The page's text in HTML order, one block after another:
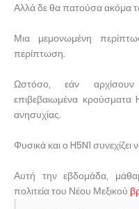
Αλλά δε θα πατούσα ακόμα
Μια μεμονωμένη
περίπτωση.
Ωστόσο, εάν αρχίσουν
επιβεβαιωμένα
ανησυχίας.
Φυσικά και ο H5N1 συνεχίζει
Αυτή την εβδομάδα,
πολιτεία του Νέου Μεξικού